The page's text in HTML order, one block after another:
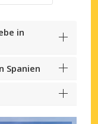
in
Spanien